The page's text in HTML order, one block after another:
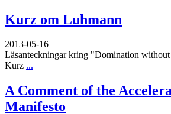
Kurz om Luhmann
2013-05-16
Läsanteckningar kring "Domination
Kurz ...
A Comment of the
Manifesto